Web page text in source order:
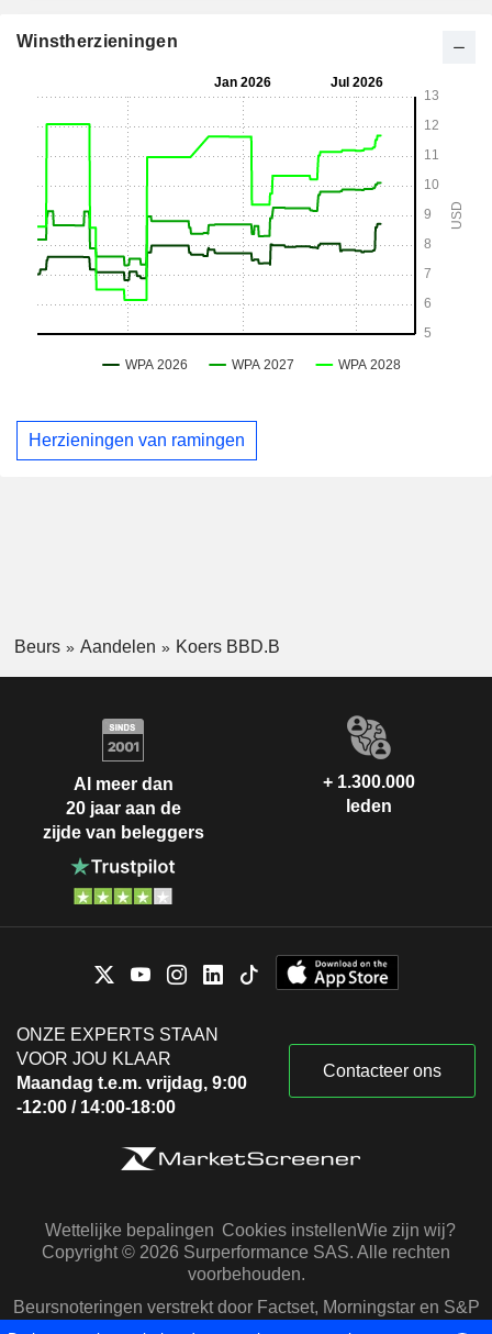
Winstherzieningen
Herzieningen van ramingen
Beurs Aandelen Koers BBD.B
Al meer dan
20 jaar aan de
zijde van beleggers
+ 1.300.000
leden
ONZE EXPERTS STAAN
VOOR JOU KLAAR
Maandag t.e.m. vrijdag, 9:00
-12:00 / 14:00-18:00
Contacteer ons
Wettelijke bepalingen Cookies instellenWie zijn wij?
Copyright © 2026 Surperformance SAS. Alle rechten
voorbehouden.
Beursnoteringen verstrekt door Factset, Morningstar en S&P
Capital IQ